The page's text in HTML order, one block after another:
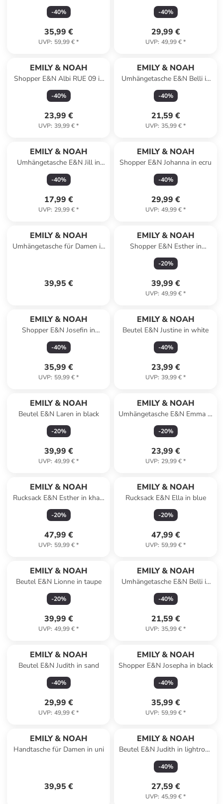
-40%
35,99 €
UVP: 59,99 €*
-40%
29,99 €
UVP: 49,99 €*
EMILY & NOAH
Shopper E&N Albi RUE 09 in
lightrose 646
-40%
23,99 €
UVP: 39,99 €*
EMILY & NOAH
Umhängetasche E&N Belli in
shinysilver 842
-40%
21,59 €
UVP: 35,99 €*
EMILY & NOAH
Umhängetasche E&N Jill in
blue
-40%
17,99 €
UVP: 29,99 €*
EMILY & NOAH
Shopper E&N Johanna in ecru
-40%
29,99 €
UVP: 49,99 €*
EMILY & NOAH
Umhängetasche für Damen in
39,95 €
EMILY & NOAH
Shopper E&N Esther in
darkred 606
-20%
39,99 €
UVP: 49,99 €*
EMILY & NOAH
Shopper E&N Josefin in
lighttaupe 911
-40%
35,99 €
UVP: 59,99 €*
EMILY & NOAH
Beutel E&N Justine in white
-40%
23,99 €
UVP: 39,99 €*
EMILY & NOAH
Beutel E&N Laren in black
-20%
39,99 €
UVP: 49,99 €*
EMILY & NOAH
Umhängetasche E&N Emma in
birke
-20%
23,99 €
UVP: 29,99 €*
EMILY & NOAH
Rucksack E&N Esther in khaki
910
-20%
47,99 €
UVP: 59,99 €*
EMILY & NOAH
Rucksack E&N Ella in blue
-20%
47,99 €
UVP: 59,99 €*
EMILY & NOAH
Beutel E&N Lionne in taupe
-20%
39,99 €
UVP: 49,99 €*
EMILY & NOAH
Umhängetasche E&N Belli in
darkorange 614
-40%
21,59 €
UVP: 35,99 €*
EMILY & NOAH
Beutel E&N Judith in sand
-40%
29,99 €
UVP: 49,99 €*
EMILY & NOAH
Shopper E&N Josepha in black
-40%
35,99 €
UVP: 59,99 €*
EMILY & NOAH
Handtasche für Damen in uni
39,95 €
EMILY & NOAH
Beutel E&N Judith in lightrose
646
-40%
27,59 €
UVP: 45,99 €*